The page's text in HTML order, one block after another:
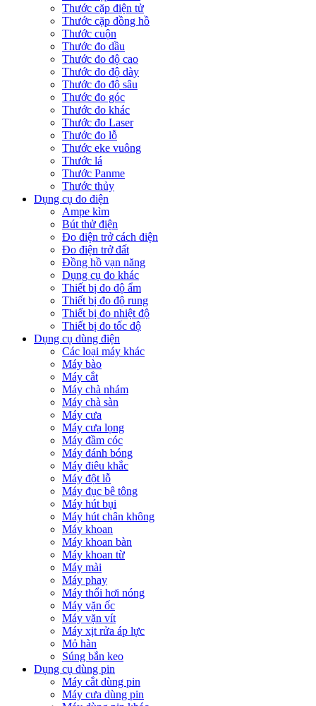
Thước cặp điện tử
Thước cặp đồng hồ
Thước cuộn
Thước đo dầu
Thước đo độ cao
Thước đo độ dày
Thước đo độ sâu
Thước đo góc
Thước đo khác
Thước đo Laser
Thước đo lỗ
Thước eke vuông
Thước lá
Thước Panme
Thước thủy
Dụng cụ đo điện
Ampe kìm
Bút thử điện
Đo điện trở cách điện
Đo điện trở đất
Đồng hồ vạn năng
Dụng cụ đo khác
Thiết bị đo độ ẩm
Thiết bị đo độ rung
Thiết bị đo nhiệt độ
Thiết bị đo tốc độ
Dụng cụ dùng điện
Các loại máy khác
Máy bào
Máy cắt
Máy chà nhám
Máy chà sàn
Máy cưa
Máy cưa lọng
Máy đầm cóc
Máy đánh bóng
Máy điêu khắc
Máy đột lỗ
Máy đục bê tông
Máy hút bụi
Máy hút chân không
Máy khoan
Máy khoan bàn
Máy khoan từ
Máy mài
Máy phay
Máy thổi hơi nóng
Máy vặn ốc
Máy vặn vít
Máy xịt rửa áp lực
Mỏ hàn
Súng bắn keo
Dụng cụ dùng pin
Máy cắt dùng pin
Máy cưa dùng pin